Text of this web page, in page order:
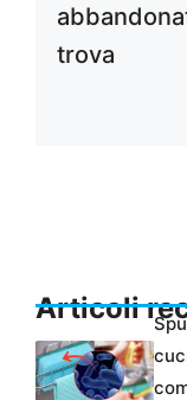
trova
Articoli